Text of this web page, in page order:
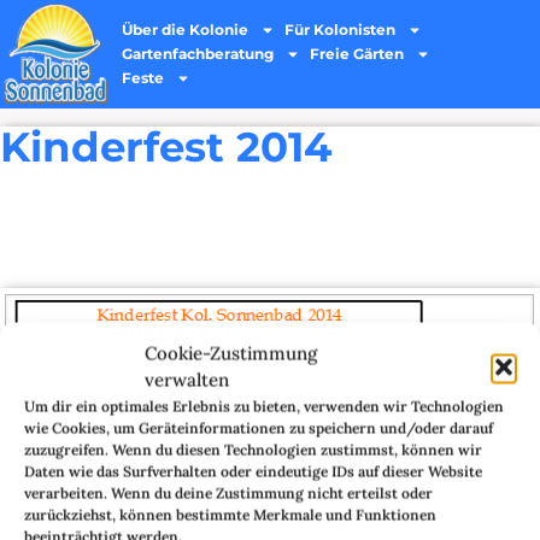
Cookie-Zustimmung
verwalten
Um dir ein optimales Erlebnis zu bieten, verwenden wir Technologien
wie Cookies, um Geräteinformationen zu speichern und/oder darauf
zuzugreifen. Wenn du diesen Technologien zustimmst, können wir
Daten wie das Surfverhalten oder eindeutige IDs auf dieser Website
verarbeiten. Wenn du deine Zustimmung nicht erteilst oder
zurückziehst, können bestimmte Merkmale und Funktionen
beeinträchtigt werden.
Über die Kolonie
Für Kolonisten
Gartenfachberatung
Freie Gärten
Feste
Kinderfest 2014